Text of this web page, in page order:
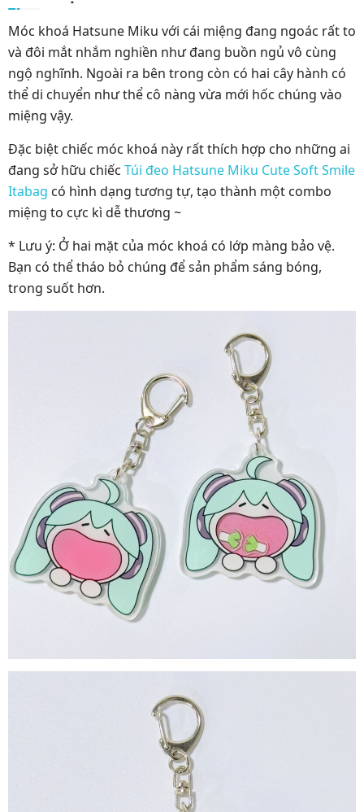
Móc khoá Hatsune Miku với cái miệng đang ngoác rất to
và đôi mắt nhắm nghiền như đang buồn ngủ vô cùng
ngộ nghĩnh. Ngoài ra bên trong còn có hai cây hành có
thể di chuyển như thể cô nàng vừa mới hốc chúng vào
miệng vậy.
Đặc biệt chiếc móc khoá này rất thích hợp cho những ai
đang sở hữu chiếc Túi đeo Hatsune Miku Cute Soft Smile
Itabag có hình dạng tương tự, tạo thành một combo
miệng to cực kì dễ thương ~
* Lưu ý: Ở hai mặt của móc khoá có lớp màng bảo vệ.
Bạn có thể tháo bỏ chúng để sản phẩm sáng bóng,
trong suốt hơn.